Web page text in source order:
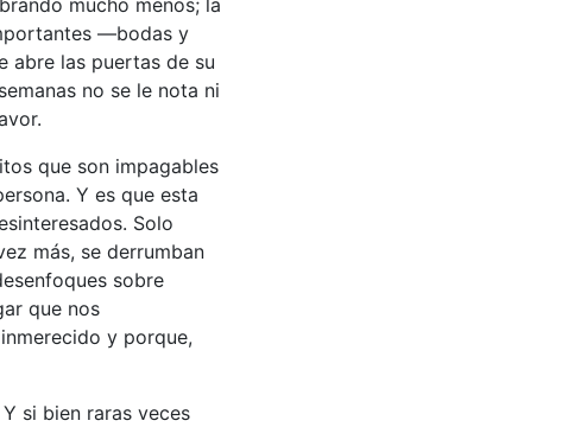
—bodas y
abre las puertas de su
no se le nota ni
que son impagables
Y es que esta
Solo
más, se derrumban
sobre
que nos
y porque,
si bien raras veces